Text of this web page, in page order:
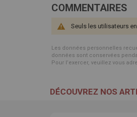
COMMENTAIRES
Seuls les utilisateurs
Les données personnelles
données sont conservées
Pour l’exercer, veuillez vous
DÉCOUVREZ NOS